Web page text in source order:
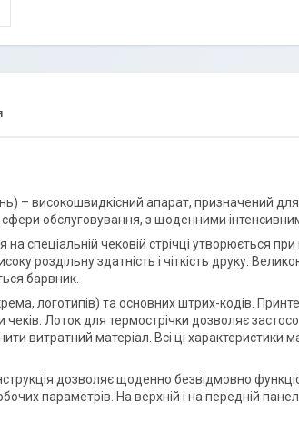
– високошвидкісний апарат, призначений
сфери обслуговування, з щоденними
спеціальній чековій стрічці утворюється при
роздільну здатність і чіткість друку.
барвник.
логотипів) та основних штрих-кодів.
Лоток для термострічки дозволяє
витратний матеріал. Всі ці характеристики
дозволяє щоденно безвідмовно
параметрів. На верхній і на передній